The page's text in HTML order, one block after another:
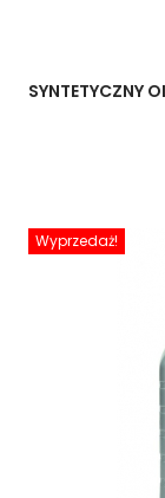
SYNTETYCZNY
Wyprzedaż!